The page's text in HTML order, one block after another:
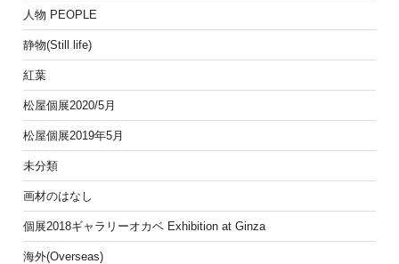
人物 PEOPLE
静物(Still life)
紅葉
松屋個展2020/5月
松屋個展2019年5月
未分類
画材のはなし
個展2018ギャラリーオカベ Exhibition at Ginza
海外(Overseas)